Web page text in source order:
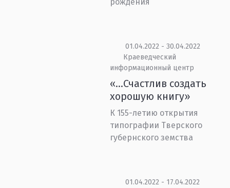
01.04.2022 - 30.04.2022
Краеведческий
информационный центр
«…Счастлив создать
хорошую книгу»
К 155-летию открытия
типографии Тверского
губернского земства
01.04.2022 - 17.04.2022